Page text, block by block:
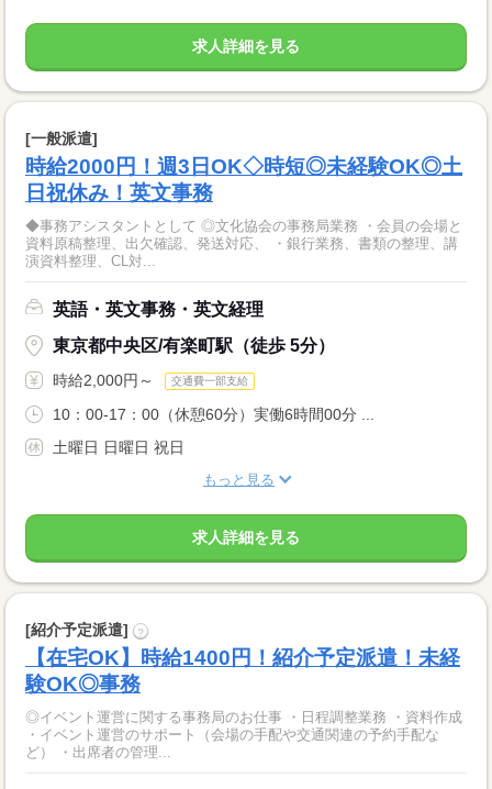
求人詳細を見る
[一般派遣]
時給2000円！週3日OK◇時短◎未経験OK◎土
日祝休み！英文事務
◆事務アシスタントとして ◎文化協会の事務局業務 ・会員の会場と
資料原稿整理、出欠確認、発送対応、 ・銀行業務、書類の整理、講
演資料整理、CL対...
英語・英文事務・英文経理
東京都中央区/有楽町駅（徒歩 5分）
時給2,000円～ 交通費一部支給
10：00-17：00（休憩60分）実働6時間00分 ...
土曜日 日曜日 祝日
もっと見る
求人詳細を見る
[紹介予定派遣] ?
【在宅OK】時給1400円！紹介予定派遣！未経
験OK◎事務
◎イベント運営に関する事務局のお仕事 ・日程調整業務 ・資料作成
・イベント運営のサポート（会場の手配や交通関連の予約手配な
ど） ・出席者の管理...